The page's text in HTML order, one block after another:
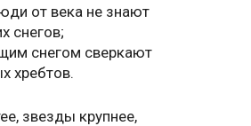
от века не знают
снегов;
снегом сверкают
хребтов.
звезды крупнее,